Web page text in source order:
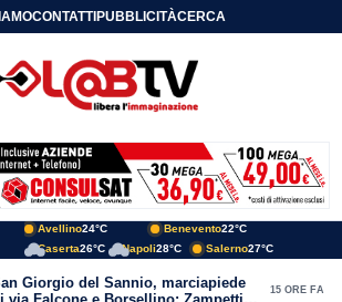
CONTATTIPUBBLICITÀCERCA
Avellino24°C Benevento22°C
Caserta26°C Napoli28°C Salerno27°C
Giorgio del Sannio, marciapiede
15 ORE FA